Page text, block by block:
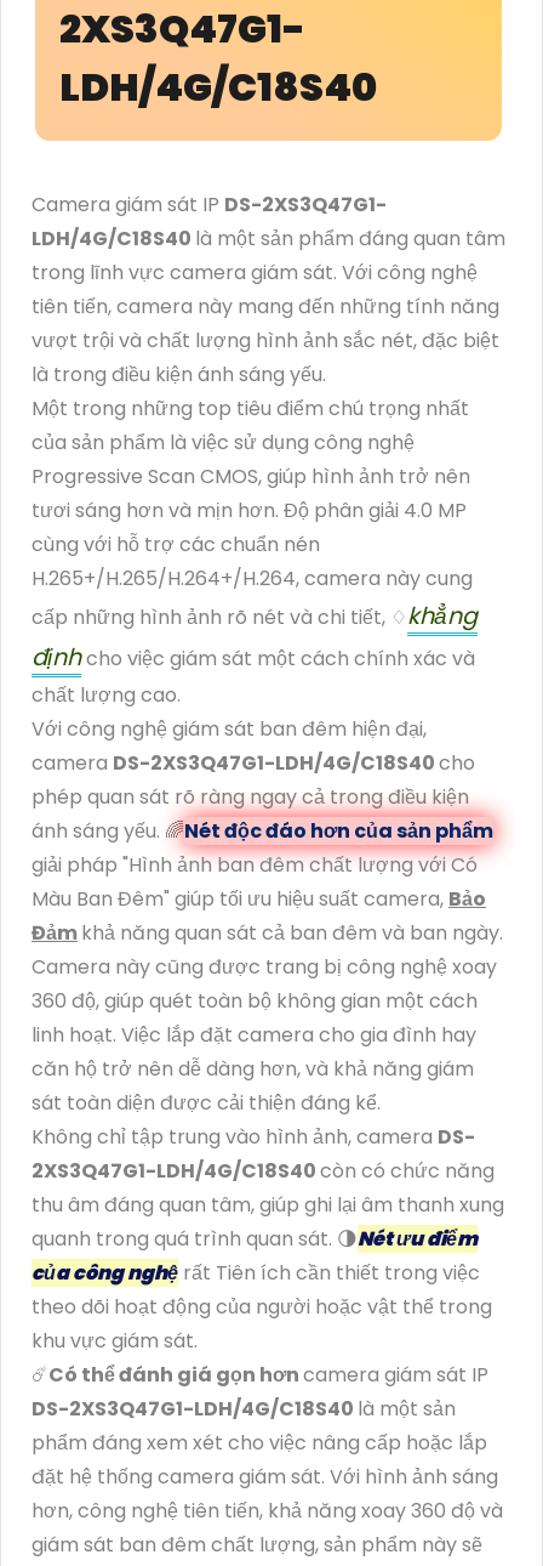
2XS3Q47G1-
LDH/4G/C18S40
Camera giám sát IP DS-2XS3Q47G1-
LDH/4G/C18S40 là một sản phẩm đáng quan tâm
trong lĩnh vực camera giám sát. Với công nghệ
tiên tiến, camera này mang đến những tính năng
vượt trội và chất lượng hình ảnh sắc nét, đặc biệt
là trong điều kiện ánh sáng yếu.
Một trong những top tiêu điểm chú trọng nhất
của sản phẩm là việc sử dụng công nghệ
Progressive Scan CMOS, giúp hình ảnh trở nên
tươi sáng hơn và mịn hơn. Độ phân giải 4.0 MP
cùng với hỗ trợ các chuẩn nén
H.265+/H.265/H.264+/H.264, camera này cung
cấp những hình ảnh rõ nét và chi tiết, ♢khẳng
địnhcho việc giám sát một cách chính xác và
chất lượng cao.
Với công nghệ giám sát ban đêm hiện đại,
camera DS-2XS3Q47G1-LDH/4G/C18S40cho
phép quan sát rõ ràng ngay cả trong điều kiện
ánh sáng yếu. 🌈Nét độc đáo hơn của sản phẩm
giải pháp "Hình ảnh ban đêm chất lượng với Có
Màu Ban Đêm" giúp tối ưu hiệu suất camera, Bảo
Đảmkhả năng quan sát cả ban đêm và ban ngày.
Camera này cũng được trang bị công nghệ xoay
360 độ, giúp quét toàn bộ không gian một cách
linh hoạt. Việc lắp đặt camera cho gia đình hay
căn hộ trở nên dễ dàng hơn, và khả năng giám
sát toàn diện được cải thiện đáng kể.
Không chỉ tập trung vào hình ảnh, camera DS-
2XS3Q47G1-LDH/4G/C18S40còn có chức năng
thu âm đáng quan tâm, giúp ghi lại âm thanh xung
quanh trong quá trình quan sát. 🌗Nét ưu điểm
của công nghệ rất Tiên ích cần thiết trong việc
theo dõi hoạt động của người hoặc vật thể trong
khu vực giám sát.
☄️Có thể đánh giá gọn hơncamera giám sát IP
DS-2XS3Q47G1-LDH/4G/C18S40 là một sản
phẩm đáng xem xét cho việc nâng cấp hoặc lắp
đặt hệ thống camera giám sát. Với hình ảnh sáng
hơn, công nghệ tiên tiến, khả năng xoay 360 độ và
giám sát ban đêm chất lượng, sản phẩm này sẽ